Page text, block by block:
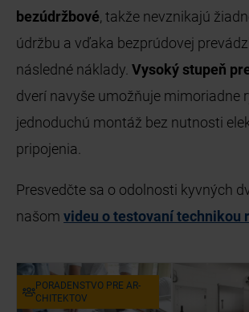
bezúdržbové, takže nevznikajú
údržbu a vďaka bezprúdovej
následné náklady.Vysoký stupeň
dverí navyše umožňuje mimoriadne
jednoduchú montáž bez nutnosti
pripojenia.
Presvedčte sa o odolnosti kyvných
našomvideu o testovaní technikou
PO­RA­DEN­STVO PRE AR­
CHI­TEK­TOV